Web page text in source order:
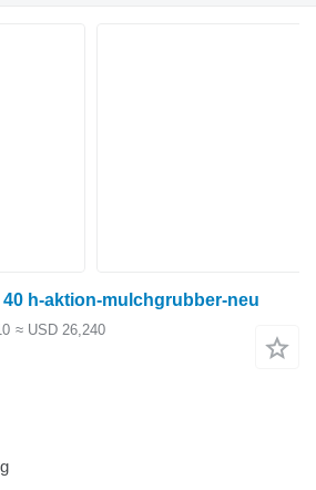
h-aktion-mulchgrubber-neu
≈ USD 26,240